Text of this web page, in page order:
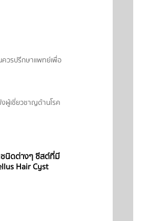
วรปรึกษาแพทย์เพื่อ
ผู้เชี่ยวชาญด้านโรค
นิดต่างๆ ซีสต์ที่มี
Hair Cyst